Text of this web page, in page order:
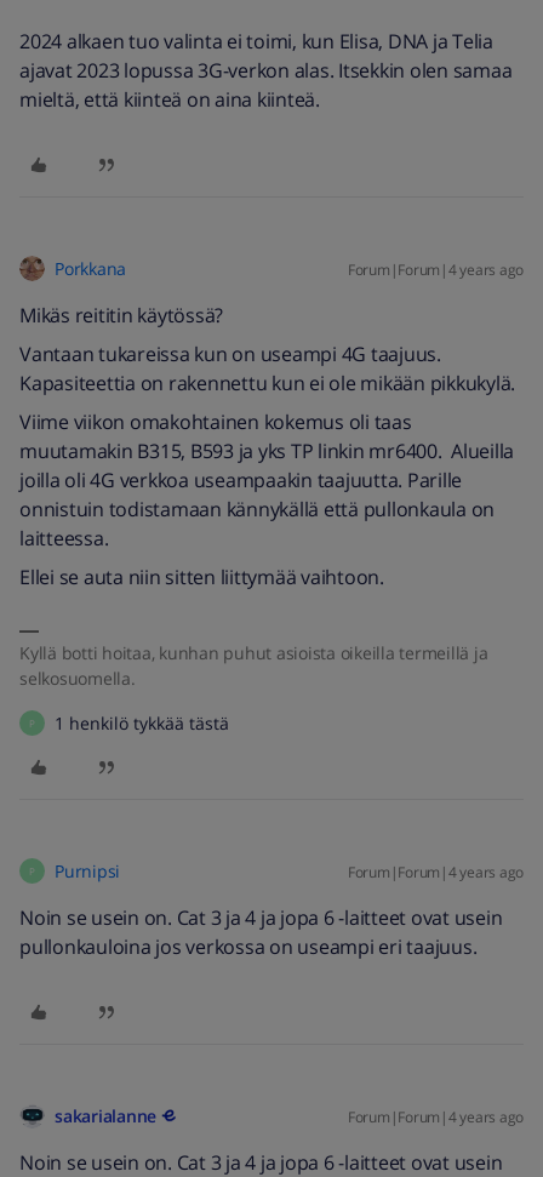
2024 alkaen tuo valinta ei toimi, kun Elisa, DNA ja Telia
ajavat 2023 lopussa 3G-verkon alas. Itsekkin olen samaa
mieltä, että kiinteä on aina kiinteä.
Porkkana Forum|Forum|4 years ago
Mikäs reititin käytössä?
Vantaan tukareissa kun on useampi 4G taajuus.
Kapasiteettia on rakennettu kun ei ole mikään pikkukylä.
Viime viikon omakohtainen kokemus oli taas
muutamakin B315, B593 ja yks TP linkin mr6400. Alueilla
joilla oli 4G verkkoa useampaakin taajuutta. Parille
onnistuin todistamaan kännykällä että pullonkaula on
laitteessa.
Ellei se auta niin sitten liittymää vaihtoon.
Kyllä botti hoitaa, kunhan puhut asioista oikeilla termeillä ja
selkosuomella.
P 1 henkilö tykkää tästä
P Purnipsi Forum|Forum|4 years ago
Noin se usein on. Cat 3 ja 4 ja jopa 6 -laitteet ovat usein
pullonkauloina jos verkossa on useampi eri taajuus.
sakarialanne Forum|Forum|4 years ago
Noin se usein on. Cat 3 ja 4 ja jopa 6 -laitteet ovat usein